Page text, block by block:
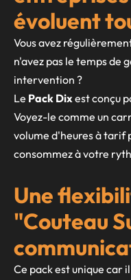
évoluent
Vous avez
n'avez pas le temps de
intervention ?
Le Pack Dixest conçu
Voyez-le comme un
volume d'heures à tarif
consommez à votre
Une
"Couteau
Ce pack est unique car